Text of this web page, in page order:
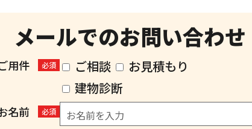
メールでのお問い合わせ
用件 必須 ご相談
お見積もり
建物診断
名前 必須